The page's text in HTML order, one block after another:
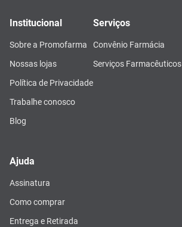
Institucional
Sobre a Promofarma
Nossas lojas
Política de Privacidade
Trabalhe conosco
Blog
Serviços
Convênio Farmácia
Serviços Farmacêuticos
Ajuda
Assinatura
Como comprar
Entrega e Retirada